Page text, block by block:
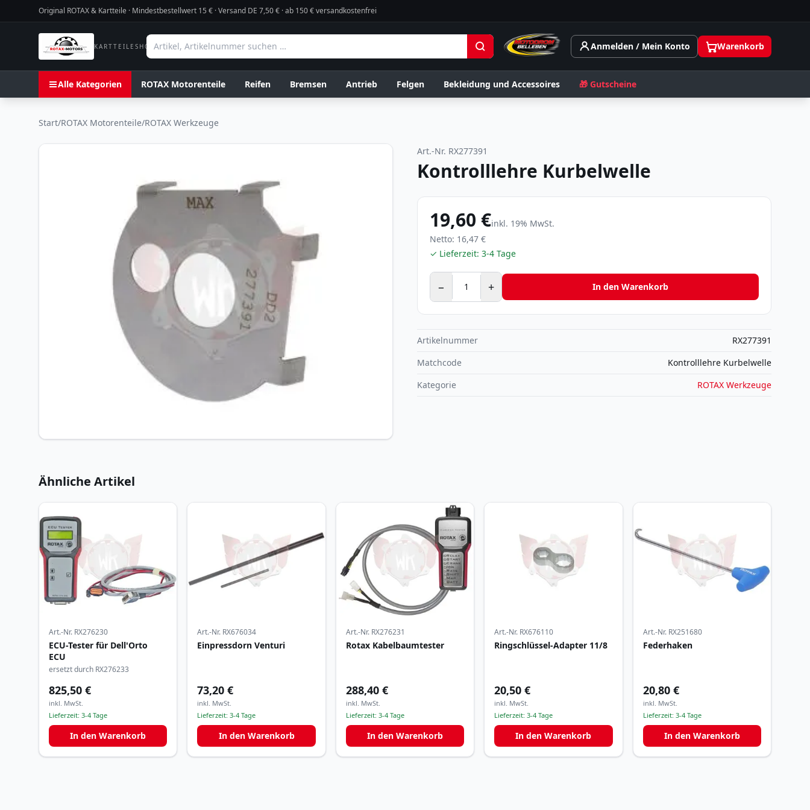
Original ROTAX & Kartteile · Mindestbestellwert 15 € · Versand DE 7,50 € · ab 150 € versandkostenfrei
KARTTEILESHOP Anmelden / Mein Konto Warenkorb
Alle Kategorien ROTAX Motorenteile Reifen Bremsen Antrieb Felgen Bekleidung und Accessoires 🎁 Gutscheine
Start/ROTAX Motorenteile/ROTAX Werkzeuge
Art.-Nr. RX277391
Kontrolllehre Kurbelwelle
19,60 €inkl. 19% MwSt.
Netto: 16,47 €
✓ Lieferzeit: 3-4 Tage
− + In den Warenkorb
Artikelnummer
RX277391
Matchcode
Kontrolllehre Kurbelwelle
Kategorie
ROTAX Werkzeuge
Ähnliche Artikel
Art.-Nr. RX276230
ECU-Tester für Dell'Orto
ECU
ersetzt durch RX276233
825,50 €
inkl. MwSt.
Lieferzeit: 3-4 Tage
In den Warenkorb
Art.-Nr. RX676034
Einpressdorn Venturi
73,20 €
inkl. MwSt.
Lieferzeit:3-4 Tage
In den Warenkorb
Art.-Nr. RX276231
Rotax Kabelbaumtester
288,40 €
inkl. MwSt.
Lieferzeit: 3-4 Tage
In den Warenkorb
Art.-Nr. RX676110
Ringschlüssel-Adapter 11/8
20,50 €
inkl. MwSt.
Lieferzeit:3-4 Tage
In den Warenkorb
Art.-Nr. RX251680
Federhaken
20,80 €
inkl. MwSt.
Lieferzeit: 3-4 Tage
In den Warenkorb